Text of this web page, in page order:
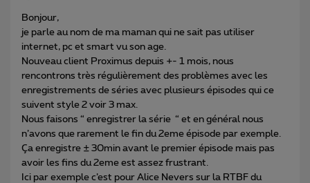
Bonjour,
je parle au nom de ma maman qui ne sait pas utiliser
internet, pc et smart vu son age.
Nouveau client Proximus depuis +- 1 mois, nous
rencontrons très régulièrement des problèmes avec les
enregistrements de séries avec plusieurs épisodes qui ce
suivent style 2 voir 3 max.
Nous faisons “ enregistrer la série “ et en général nous
n’avons que rarement le fin du 2eme épisode par exemple.
Ça enregistre ± 30min avant le premier épisode mais pas
avoir les fins du 2eme est assez frustrant.
Ici par exemple c’est pour Alice Nevers sur la RTBF du